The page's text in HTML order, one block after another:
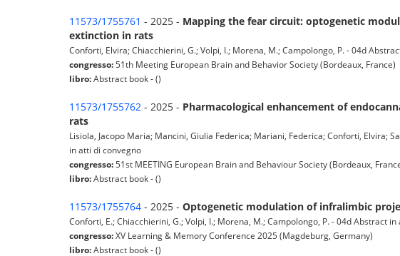
11573/1755761 - 2025 - Mapping the fear circuit: optogenetic
extinction in rats
Conforti, Elvira; Chiacchierini, G.; Volpi, I.; Morena, M.; Campolongo, P. - 04d
congresso: 51th Meeting European Brain and Behavior Society (Bordeaux, France)
libro:Abstract book - ()
11573/1755762 - 2025 - Pharmacological enhancement of
rats
Lisiola, Jacopo Maria; Mancini, Giulia Federica; Mariani, Federica; Conforti, Elvira;
in atti di convegno
congresso: 51st MEETING European Brain and Behaviour Society (Bordeaux,
libro:Abstract book - ()
11573/1755764 - 2025 - Optogenetic modulation of infralimbic
Conforti, E.; Chiacchierini, G.; Volpi, I.; Morena, M.; Campolongo, P. - 04d Abstract
congresso:XV Learning & Memory Conference 2025 (Magdeburg, Germany)
libro:Abstract book - ()